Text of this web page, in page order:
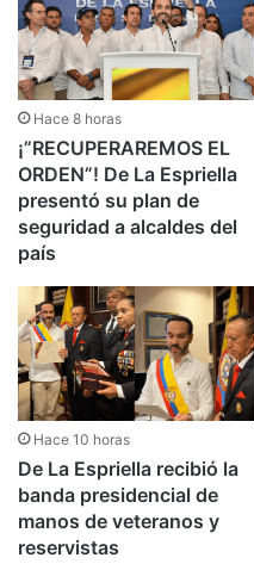
Hace 8 horas
¡”RECUPERAREMOS EL
ORDEN”! De La Espriella
presentó su plan de
seguridad a alcaldes del
país
Hace 10 horas
De La Espriella recibió la
banda presidencial de
manos de veteranos y
reservistas